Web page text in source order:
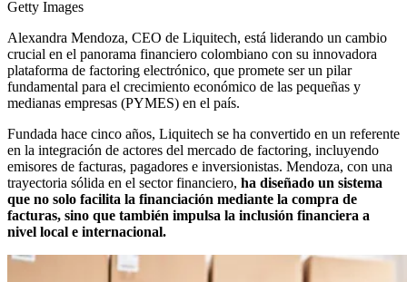
Getty Images
Alexandra Mendoza, CEO de Liquitech, está liderando un cambio
crucial en el panorama financiero colombiano con su innovadora
plataforma de factoring electrónico, que promete ser un pilar
fundamental para el crecimiento económico de las pequeñas y
medianas empresas (PYMES) en el país.
Fundada hace cinco años, Liquitech se ha convertido en un referente
en la integración de actores del mercado de factoring, incluyendo
emisores de facturas, pagadores e inversionistas. Mendoza, con una
trayectoria sólida en el sector financiero, ha diseñado un sistema
que no solo facilita la financiación mediante la compra de
facturas, sino que también impulsa la inclusión financiera a
nivel local e internacional.